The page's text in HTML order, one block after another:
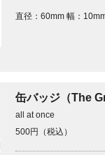
直径：60mm 幅：
缶バッジ（The
all at once
500円（税込）